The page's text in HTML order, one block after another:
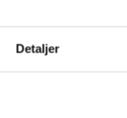
Detaljer